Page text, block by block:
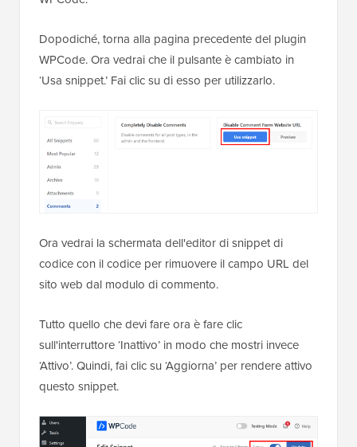
Dopodiché, torna alla pagina precedente del plugin
WPCode. Ora vedrai che il pulsante è cambiato in
‘Usa snippet.’ Fai clic su di esso per utilizzarlo.
Ora vedrai la schermata dell'editor di snippet di
codice con il codice per rimuovere il campo URL del
sito web dal modulo di commento.
Tutto quello che devi fare ora è fare clic
sull'interruttore ‘Inattivo’ in modo che mostri invece
‘Attivo’. Quindi, fai clic su ‘Aggiorna’ per rendere attivo
questo snippet.